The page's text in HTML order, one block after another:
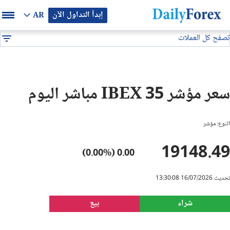
إبدأ التداول الآن AR
بيان إعلاني
تصفح كل العملات
GBP/USD
USD/JPY
USD/CAD
النفط
سعر مؤشر IBEX 35 مباشر اليوم
النوع: مؤشر
19148.49
0.00 (0.00%)
شراء بيع
تحديث 16/07/2026 13:30:08